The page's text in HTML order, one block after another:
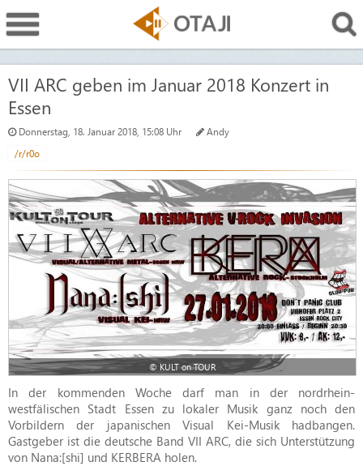
VII ARC geben im Januar 2018 Konzert in
Essen
Donnerstag, 18. Januar 2018, 15:08 Uhr
Andy
/r/r0o
© KULT on TOUR
In der kommenden Woche darf man in der nordrhein-
westfälischen Stadt Essen zu lokaler Musik ganz noch den
Vorbildern der japanischen Visual Kei-Musik hadbangen.
Gastgeber ist die deutsche Band VII ARC, die sich Unterstützung
von Nana:[shi] und KERBERA holen.